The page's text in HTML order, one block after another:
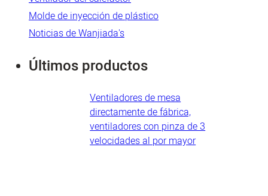
Molde de inyección de plástico
Noticias de Wanjiada's
Últimos productos
Ventiladores de mesa
directamente de fábrica,
ventiladores con pinza de 3
velocidades al por mayor